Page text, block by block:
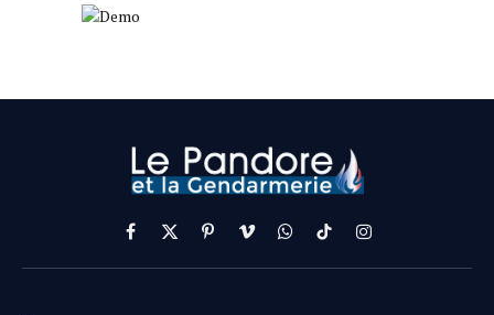
Facebook
X
(Twitter)
PinterestVimeoWhatsApp
TikTokInstagram